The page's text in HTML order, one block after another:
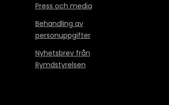
Press och media
Behandling av
personuppgifter
Nyhetsbrev från
Rymdstyrelsen